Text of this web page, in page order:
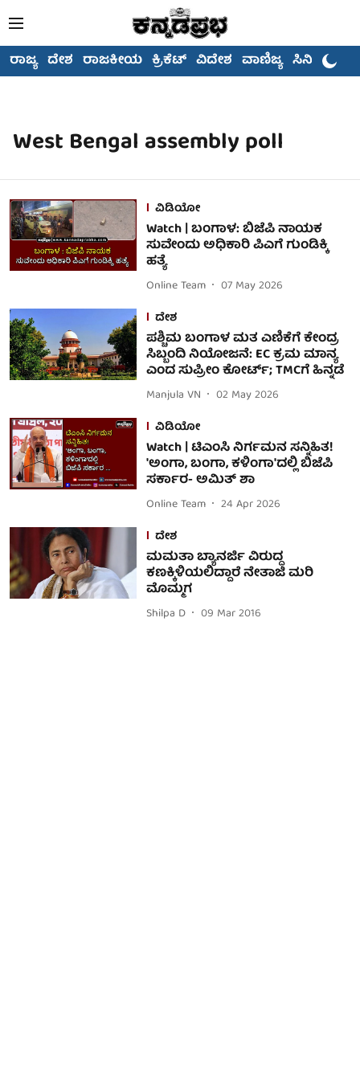
ರಾಜ್ಯ ದೇಶ ರಾಜಕೀಯ ಕ್ರಿಕೆಟ್ ವಿದೇಶ ವಾಣಿಜ್ಯ ಸಿನಿಮಾ
West Bengal assembly poll
ವಿಡಿಯೋ
Watch | ಬಂಗಾಳ: ಬಿಜೆಪಿ ನಾಯಕ
ಸುವೇಂದು ಅಧಿಕಾರಿ ಪಿಎಗೆ ಗುಂಡಿಕ್ಕಿ
ಹತ್ಯೆ
Online Team
07 May 2026
ದೇಶ
ಪಶ್ಚಿಮ ಬಂಗಾಳ ಮತ ಎಣಿಕೆಗೆ ಕೇಂದ್ರ
ಸಿಬ್ಬಂದಿ ನಿಯೋಜನೆ: EC ಕ್ರಮ ಮಾನ್ಯ
ಎಂದ ಸುಪ್ರೀಂ ಕೋರ್ಟ್; TMCಗೆ ಹಿನ್ನಡೆ
Manjula VN
02 May 2026
ವಿಡಿಯೋ
Watch | ಟಿಎಂಸಿ ನಿರ್ಗಮನ ಸನ್ನಿಹಿತ!
'ಅಂಗಾ, ಬಂಗಾ, ಕಳಿಂಗಾ'ದಲ್ಲಿ ಬಿಜೆಪಿ
ಸರ್ಕಾರ- ಅಮಿತ್ ಶಾ
Online Team
24 Apr 2026
ದೇಶ
ಮಮತಾ ಬ್ಯಾನರ್ಜಿ ವಿರುದ್ಧ
ಕಣಕ್ಕಿಳಿಯಲಿದ್ದಾರೆ ನೇತಾಜಿ ಮರಿ
ಮೊಮ್ಮಗ
Shilpa D 09 Mar 2016